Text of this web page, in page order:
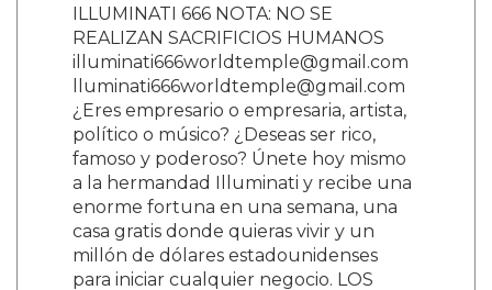
ILLUMINATI 666 NOTA: NO SE
REALIZAN SACRIFICIOS HUMANOS
illuminati666worldtemple@gmail.com
lluminati666worldtemple@gmail.com
¿Eres empresario o empresaria, artista,
político o músico? ¿Deseas ser rico,
famoso y poderoso? Únete hoy mismo
a la hermandad Illuminati y recibe una
enorme fortuna en una semana, una
casa gratis donde quieras vivir y un
millón de dólares estadounidenses
para iniciar cualquier negocio. LOS